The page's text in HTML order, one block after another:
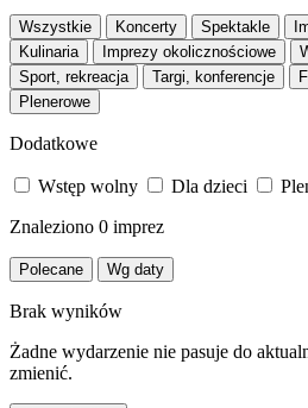
Wszystkie Koncerty Spektakle
Kulinaria
Imprezy okolicznościowe
Sport, rekreacja
Targi, konferencje
Plenerowe
Dodatkowe
Wstęp wolny Dla dzieci
Znaleziono 0 imprez
Polecane Wg daty
Brak wyników
Żadne wydarzenie nie pasuje do
zmienić.